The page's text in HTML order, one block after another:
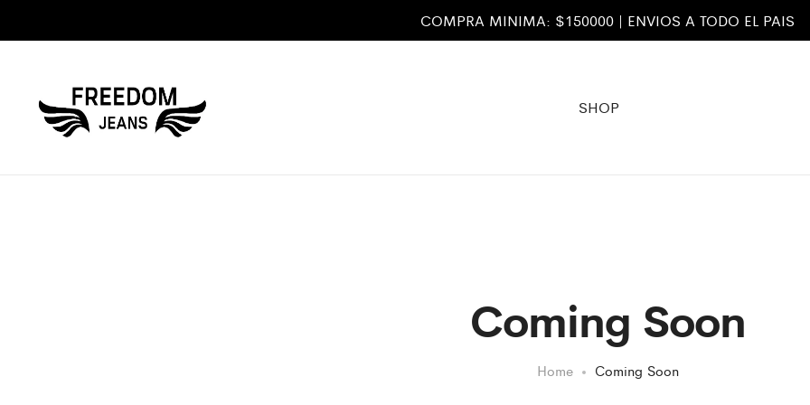
COMPRA MINIMA: $150000 | ENVIOS A TODO EL PAIS
SHOP
Coming Soon
Home Coming Soon